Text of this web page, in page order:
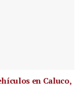
en Caluco,